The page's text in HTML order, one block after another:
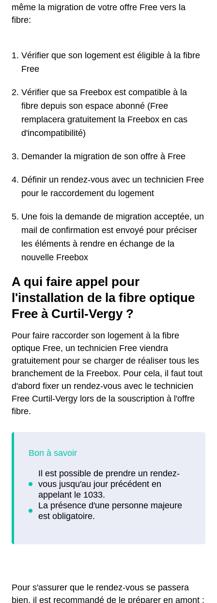
même la migration de votre offre Free vers la
fibre:
Vérifier que son logement est éligible à la fibre
Free
Vérifier que sa Freebox est compatible à la
fibre depuis son espace abonné (Free
remplacera gratuitement la Freebox en cas
d'incompatibilité)
Demander la migration de son offre à Free
Définir un rendez-vous avec un technicien Free
pour le raccordement du logement
Une fois la demande de migration acceptée, un
mail de confirmation est envoyé pour préciser
les éléments à rendre en échange de la
nouvelle Freebox
A qui faire appel pour
l'installation de la fibre optique
Free à Curtil-Vergy ?
Pour faire raccorder son logement à la fibre
optique Free, un technicien Free viendra
gratuitement pour se charger de réaliser tous les
branchement de la Freebox. Pour cela, il faut tout
d'abord fixer un rendez-vous avec le technicien
Free Curtil-Vergy lors de la souscription à l'offre
fibre.
Pour s'assurer que le rendez-vous se passera
bien, il est recommandé de le préparer en amont :